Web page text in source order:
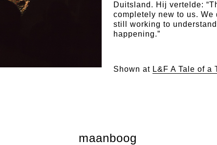
Duitsland. Hij vertelde:
completely new to us.
still working to
happening.”
Shown at L&F A Tale of a
maanboog